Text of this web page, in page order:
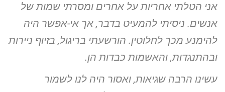
אני הטלתי אחריות על אחרים ומסרתי שמות של
אנשים. ניסיתי להמעיט בדבר, אך אי-אפשר היה
להימנע מכך לחלוטין. הורשעתי בריגול, בזיוף ניירות
ובהתנגדות, והאשמות כבדות הן.
עשינו הרבה שגיאות, ואסור היה לנו לשמור